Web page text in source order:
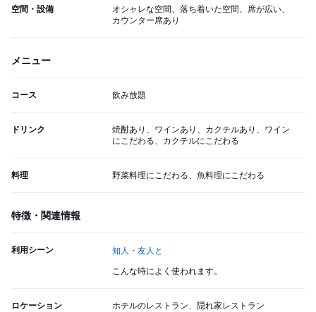
空間・設備
オシャレな空間、落ち着いた空間、席が広い、
カウンター席あり
メニュー
コース 飲み放題
ドリンク
焼酎あり、ワインあり、カクテルあり、ワイン
にこだわる、カクテルにこだわる
料理 野菜料理にこだわる、魚料理にこだわる
特徴・関連情報
利用シーン 知人・友人と
こんな時によく使われます。
ロケーション ホテルのレストラン、隠れ家レストラン